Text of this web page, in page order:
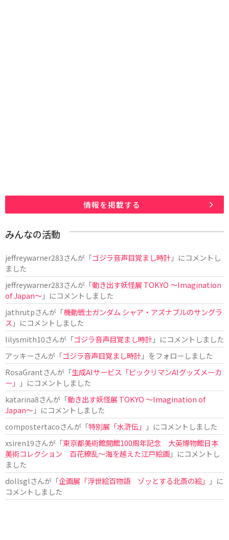
情報を掲載する
みんなの活動
jeffreywarner283さんが「ゴジラ音声目覚まし時計」にコメントし
ました
jeffreywarner283さんが「動き出す妖怪展 TOKYO 〜Imagination
of Japan〜」にコメントしました
jathrutpさんが「機動戦士ガンダム シャア・アズナブルのサングラ
ス 」にコメントしました
lilysmith10さんが「ゴジラ音声目覚まし時計」にコメントしました
アッキーさんが「ゴジラ音声目覚まし時計」をフォローしました
RosaGrantさんが「生成AIサービス「ビックリマンAIグッズメーカ
ー」
」にコメントしました
katarina8さんが「動き出す妖怪展 TOKYO 〜Imagination of
Japan〜」にコメントしました
compostertacoさんが「特別展「水滸伝」
」にコメントしました
xsiren19さんが「東京都美術館開館100周年記念 大英博物館日本
美術コレクション 百花繚乱～海を越えた江戸絵画」にコメントし
ました
dollsglさんが「企画展「浮世絵百物語 ゾッとする北斎の絵」
」に
コメントしました